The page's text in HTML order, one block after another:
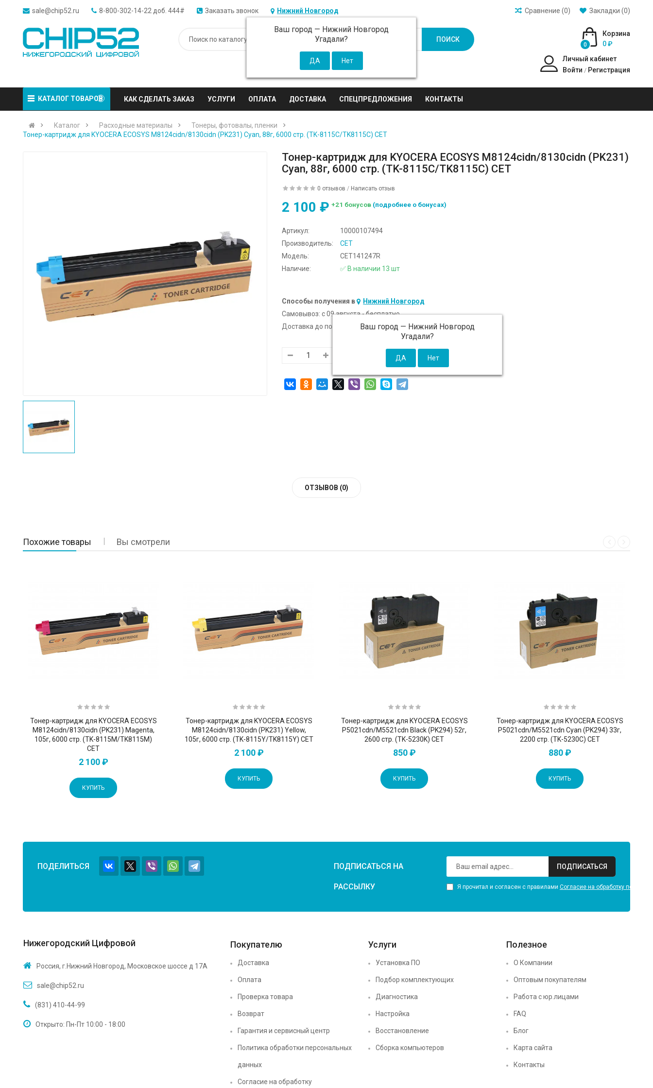
sale@chip52.ru 8-800-302-14-22 доб. 444# Заказать звонок Нижний Новгород
Ваш город — Нижний Новгород
Угадали?
Закладки (0)
Сравнение (0)
ПОИСК
Корзина
0
0 ₽
Личный кабинет
Войти / Регистрация
КАТАЛОГ ТОВАРОВ КАК СДЕЛАТЬ ЗАКАЗ УСЛУГИ ОПЛАТА ДОСТАВКА СПЕЦПРЕДЛОЖЕНИЯ КОНТАКТЫ
Каталог Расходные материалы
Тонеры, фотовалы, пленки
Тонер-картридж для KYOCERA ECOSYS M8124cidn/8130cidn (PK231) Cyan, 88г, 6000 стр. (TK-8115C/TK8115C) CET
Тонер-картридж для KYOCERA ECOSYS M8124cidn/8130cidn (PK231)
Cyan, 88г, 6000 стр. (TK-8115C/TK8115C) CET
0 отзывов / Написать отзыв
2 100 ₽ +21 бонусов (подробнее о бонусах)
Артикул:
10000107494
Производитель:
CET
Модель:
CET141247R
Наличие:
✅ В наличии 13 шт
Способы получения в Нижний Новгород
Ваш город — Нижний Новгород
Угадали?
Самовывоз: c 09 августа - бесплатно
Доставка до подъезда:
c 09 августа - 300 ₽ (от 5 000 ₽ бесплатно)
ОТЗЫВОВ (0)
Похожие товары Вы смотрели
Тонер-картридж для KYOCERA ECOSYS
M8124cidn/8130cidn (PK231) Magenta,
105г, 6000 стр. (TK-8115M/TK8115M)
CET
2 100 ₽
КУПИТЬ
Тонер-картридж для KYOCERA ECOSYS
M8124cidn/8130cidn (PK231) Yellow,
105г, 6000 стр. (TK-8115Y/TK8115Y) CET
2 100 ₽
КУПИТЬ
Тонер-картридж для KYOCERA ECOSYS
P5021cdn/M5521cdn Black (PK294) 52г,
2600 стр. (TK-5230K) CET
850 ₽
КУПИТЬ
Тонер-картридж для KYOCERA ECOSYS
P5021cdn/M5521cdn Cyan (PK294) 33г,
2200 стр. (TK-5230C) CET
880 ₽
КУПИТЬ
ПОДЕЛИТЬСЯ ПОДПИСАТЬСЯ НА
РАССЫЛКУ
ПОДПИСАТЬСЯ
Я прочитал и согласен с правилами Согласие на обработку
Нижегородский Цифровой
Россия, г.Нижний Новгород, Московское шоссе д 17А
sale@chip52.ru
(831) 410-44-99
Открыто: Пн-Пт 10:00 - 18:00
Покупателю
Доставка
Оплата
Проверка товара
Возврат
Гарантия и сервисный центр
Политика обработки персональных
данных
Согласие на обработку
Услуги
Установка ПО
Подбор комплектующих
Диагностика
Настройка
Восстановление
Сборка компьютеров
Полезное
О Компании
Оптовым покупателям
Работа с юр.лицами
FAQ
Блог
Карта сайта
Контакты